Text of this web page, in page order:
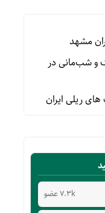
مشهد
و شب‌مانی در
ریلی ایران
7.3k عضو